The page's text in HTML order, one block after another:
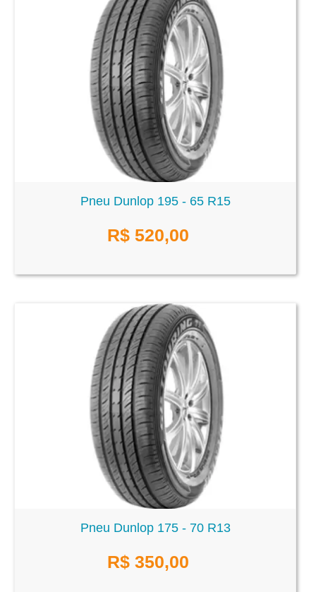
Pneu Dunlop 195 - 65 R15
R$ 520,00
Pneu Dunlop 175 - 70 R13
R$ 350,00